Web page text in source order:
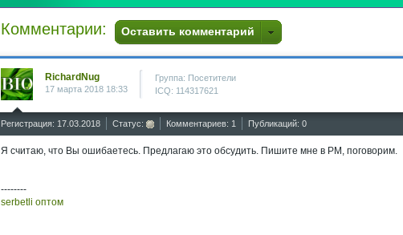
Комментарии: Оставить комментарий
RichardNug
17 марта 2018 18:33
Группа: Посетители
ICQ: 114317621
Регистрация: 17.03.2018 Статус: Комментариев: 1 Публикаций: 0
Я считаю, что Вы ошибаетесь. Предлагаю это обсудить. Пишите мне в PM, поговорим.
--------
serbetli оптом